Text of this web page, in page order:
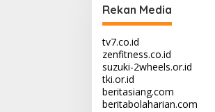
Rekan Media
tv7.co.id
zenfitness.co.id
suzuki-2wheels.or.id
tki.or.id
beritasiang.com
beritabolaharian.com